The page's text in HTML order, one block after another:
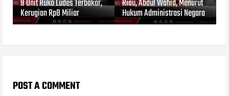
9 Unit Ruko Ludes Terbakar,
Kerugian Rp8 Miliar
Riau, Abdul Wahid, Menurut
Hukum Administrasi Negara
POST A COMMENT